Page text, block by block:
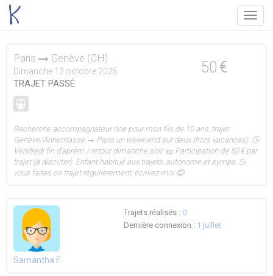
Menu
Paris Genève (CH)
Dimanche 12 octobre 2025
TRAJET PASSÉ
50 €
Recherche accompagnateur·rice pour mon fils de 10 ans, trajet
Genève/Annemasse → Paris un week-end sur deux (hors vacances). 🕓
Vendredi fin d’aprèm / retour dimanche soir. 🎫 Participation de 50 € par
trajet (à discuter). Enfant habitué aux trajets, autonome et sympa. Si
vous faites ce trajet régulièrement, écrivez-moi 😊
Samantha F.
Trajets réalisés : 0
Dernière connexion : 1 juillet